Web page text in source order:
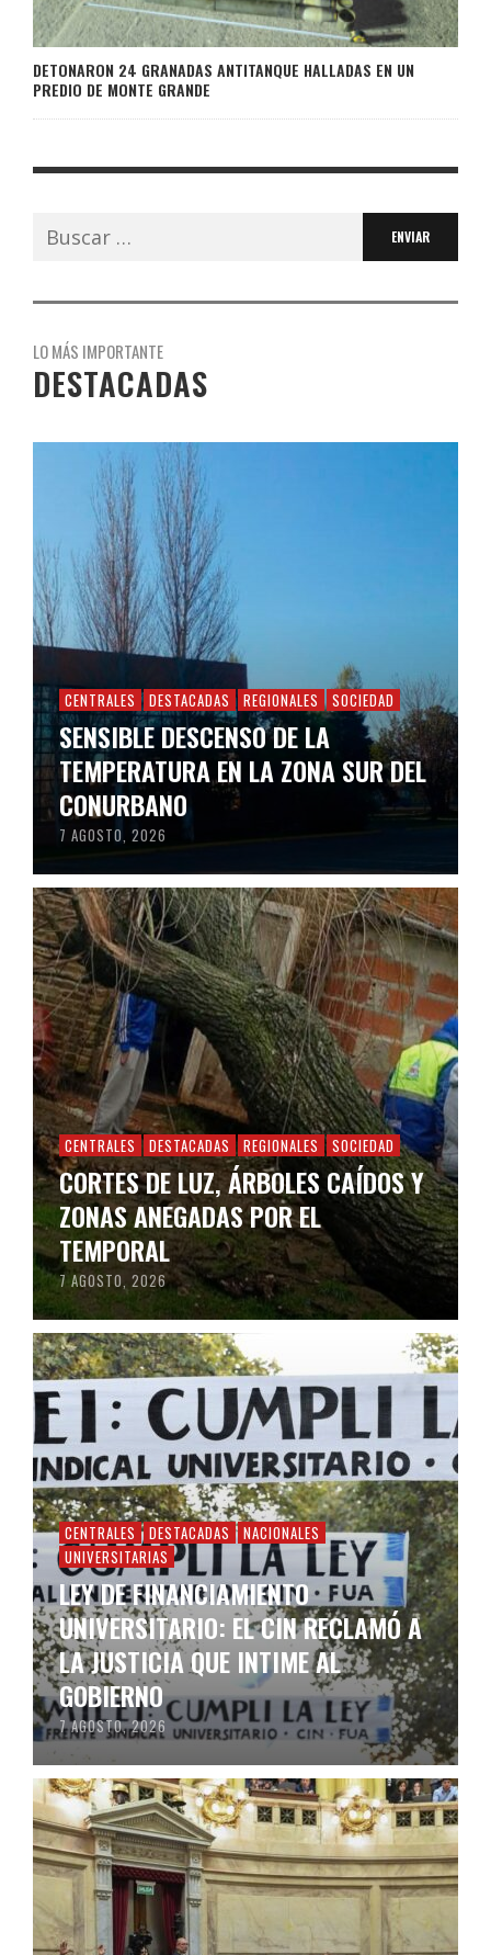
DETONARON 24 GRANADAS ANTITANQUE HALLADAS EN UN
PREDIO DE MONTE GRANDE
Buscar:
LO MÁS IMPORTANTE
DESTACADAS
CENTRALES DESTACADAS REGIONALES SOCIEDAD
SENSIBLE DESCENSO DE LA
TEMPERATURA EN LA ZONA SUR DEL
CONURBANO
7 AGOSTO, 2026
CENTRALES DESTACADAS REGIONALES SOCIEDAD
CORTES DE LUZ, ÁRBOLES CAÍDOS Y
ZONAS ANEGADAS POR EL
TEMPORAL
7 AGOSTO, 2026
CENTRALES DESTACADAS
NACIONALES
UNIVERSITARIAS
LEY DE FINANCIAMIENTO
UNIVERSITARIO: EL CIN RECLAMÓ A
LA JUSTICIA QUE INTIME AL
GOBIERNO
7 AGOSTO, 2026